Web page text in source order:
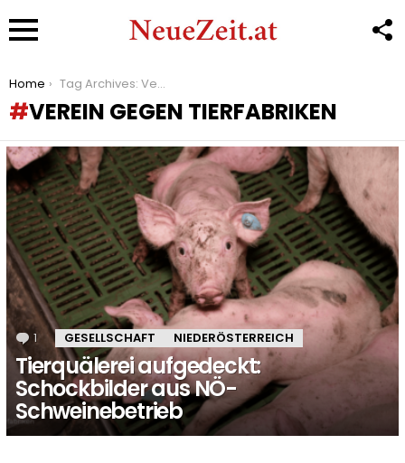
You are here:
Home Tag Archives: Verein gegen Tierfabriken
VEREIN GEGEN TIERFABRIKEN
LATEST
STORIES
1 Kommentar
GESELLSCHAFT NIEDERÖSTERREICH
Tierquälerei aufgedeckt:
Schockbilder aus NÖ-
Schweinebetrieb